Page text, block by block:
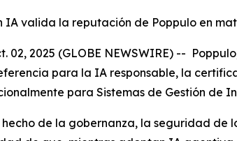
IA valida la reputación de Poppulo en
02, 2025 (GLOBE NEWSWIRE) --
para la IA responsable, la
para Sistemas de Gestión de
hecho de la gobernanza, la seguridad